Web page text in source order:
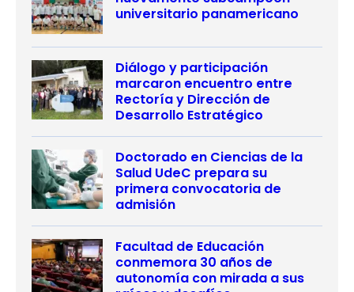
universitario panamericano
Diálogo y participación
marcaron encuentro entre
Rectoría y Dirección de
Desarrollo Estratégico
Doctorado en Ciencias de la
Salud UdeC prepara su
primera convocatoria de
admisión
Facultad de Educación
conmemora 30 años de
autonomía con mirada a sus